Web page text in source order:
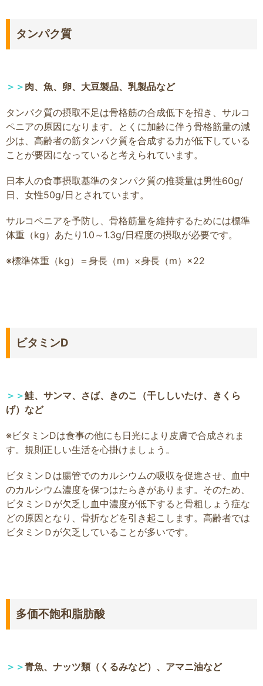
タンパク質
＞＞ 肉、魚、卵、大豆製品、乳製品など
タンパク質の摂取不足は骨格筋の合成低下を招き、サルコ
ペニアの原因になります。とくに加齢に伴う骨格筋量の減
少は、高齢者の筋タンパク質を合成する力が低下している
ことが要因になっていると考えられています。
日本人の食事摂取基準のタンパク質の推奨量は男性60g/
日、女性50g/日とされています。
サルコペニアを予防し、骨格筋量を維持するためには標準
体重（kg）あたり1.0～1.3g/日程度の摂取が必要です。
※標準体重（kg）＝身長（m）×身長（m）×22
ビタミンD
＞＞鮭、サンマ、さば、きのこ（干ししいたけ、きくら
げ）など
※ビタミンDは食事の他にも日光により皮膚で合成されま
す。規則正しい生活を心掛けましょう。
ビタミンＤは腸管でのカルシウムの吸収を促進させ、血中
のカルシウム濃度を保つはたらきがあります。そのため、
ビタミンＤが欠乏し血中濃度が低下すると骨粗しょう症な
どの原因となり、骨折などを引き起こします。高齢者では
ビタミンＤが欠乏していることが多いです。
多価不飽和脂肪酸
＞＞青魚、ナッツ類（くるみなど）、アマニ油など